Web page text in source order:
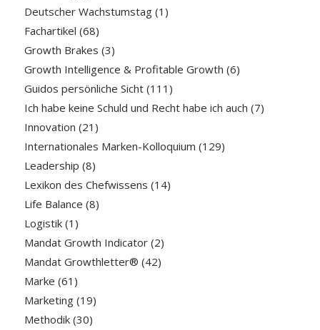
Deutscher Wachstumstag(1)
Fachartikel (68)
Growth Brakes (3)
Growth Intelligence & Profitable Growth (6)
Guidos persönliche Sicht(111)
Ich habe keine Schuld und Recht habe ich auch (7)
Innovation (21)
Internationales Marken-Kolloquium (129)
Leadership (8)
Lexikon des Chefwissens (14)
Life Balance (8)
Logistik(1)
Mandat Growth Indicator(2)
Mandat Growthletter® (42)
Marke (61)
Marketing(19)
Methodik(30)